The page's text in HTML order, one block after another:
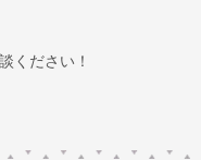
ください！